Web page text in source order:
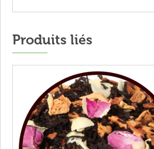
Produits liés